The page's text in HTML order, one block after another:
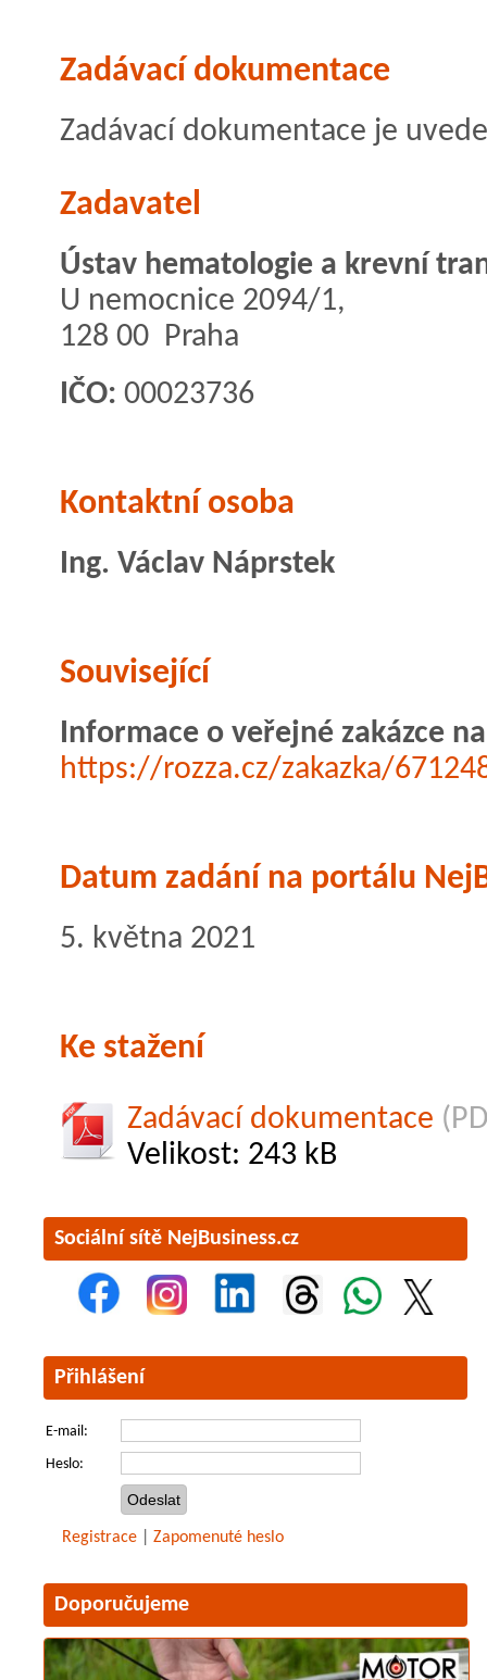
Zadávací dokumentace
Zadávací dokumentace je
Zadavatel
Ústav hematologie a krevní
U nemocnice 2094/1,
128 00 Praha
IČO: 00023736
Kontaktní osoba
Ing. Václav Náprstek
Související
Informace o veřejné zakázce
https://rozza.cz/zakazka/
Datum zadání na portálu
5. května 2021
Ke stažení
Zadávací dokumentace
Velikost: 243 kB
Sociální sítě NejBusiness.cz
Přihlášení
E-mail:
Heslo:
Registrace Zapomenuté heslo
Doporučujeme